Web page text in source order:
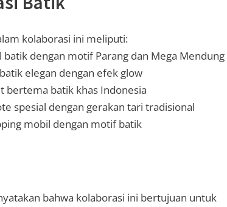
kolaborasi ini meliputi:
batik dengan motif Parang dan Mega Mendung
elegan dengan efek glow
bertema batik khas Indonesia
spesial dengan gerakan tari tradisional
mobil dengan motif batik
bahwa kolaborasi ini bertujuan untuk